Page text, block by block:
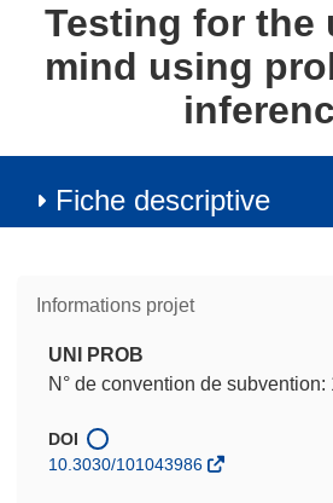
Testing for the
mind using
Fiche descriptive
Informations projet
UNI PROB
N° de convention de
DOI
10.3030/101043986